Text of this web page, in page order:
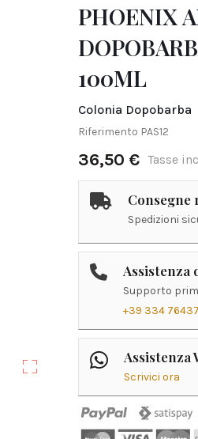
PHOENIX
100ML
Colonia Dopobarba
Riferimento PAS12
36,50 € Tasse
Spedizioni
Assistenza
Supporto
+39 334
Assistenza
Scrivici ora